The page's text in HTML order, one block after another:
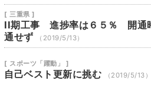
[ 三重県 ]
II期工事 進捗率は６５％ 開通
通せず
（2019/5/13）
[ スポーツ「躍動」 ]
自己ベスト更新に挑む （2019/5/13）